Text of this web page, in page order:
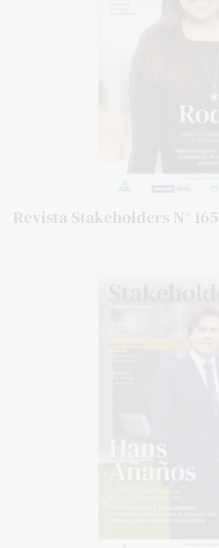
Revista Stakeholders N° 165